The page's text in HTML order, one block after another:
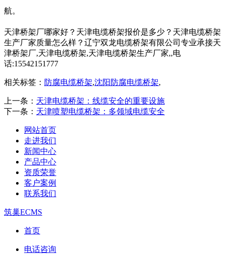
航。​
天津桥架厂哪家好？天津电缆桥架报价是多少？天津电缆桥架
生产厂家质量怎么样？辽宁双龙电缆桥架有限公司专业承接天
津桥架厂,天津电缆桥架,天津电缆桥架生产厂家,,电
话:15542151777
相关标签： 防腐电缆桥架,沈阳防腐电缆桥架,
上一条： 天津电缆桥架：线缆安全的重要设施​
下一条： 天津喷塑电缆桥架：多领域电缆安全​
网站首页
走进我们
新闻中心
产品中心
资质荣誉
客户案例
联系我们
筑巢ECMS
首页
电话咨询